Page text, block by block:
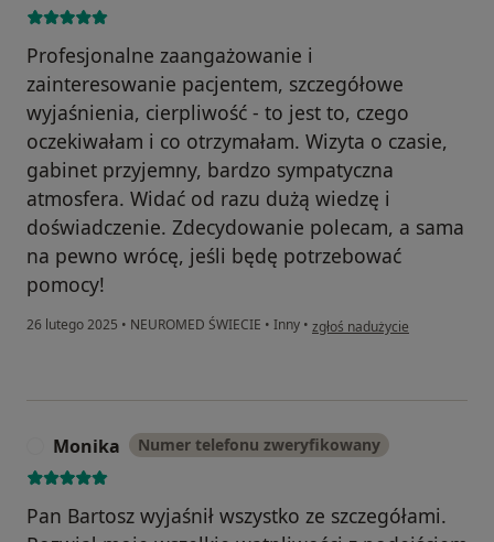
Profesjonalne zaangażowanie i
zainteresowanie pacjentem, szczegółowe
wyjaśnienia, cierpliwość - to jest to, czego
oczekiwałam i co otrzymałam. Wizyta o czasie,
gabinet przyjemny, bardzo sympatyczna
atmosfera. Widać od razu dużą wiedzę i
doświadczenie. Zdecydowanie polecam, a sama
na pewno wrócę, jeśli będę potrzebować
pomocy!
26 lutego 2025 • NEUROMED ŚWIECIE • Inny • w opinii użytkownika Justyna
zgłoś nadużycie
Monika Numer telefonu zweryfikowany
Pan Bartosz wyjaśnił wszystko ze szczegółami.